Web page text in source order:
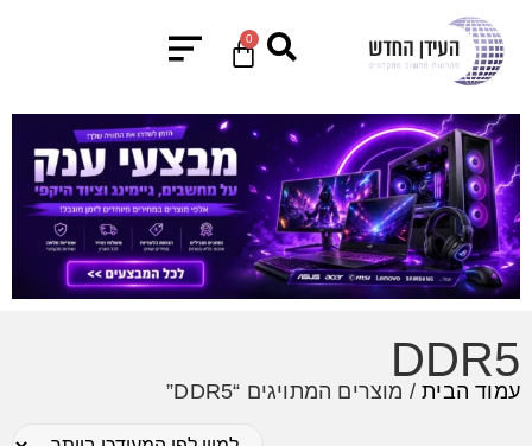
0
DDR5
עמוד הבית/ מוצרים המתויגים “DDR5”